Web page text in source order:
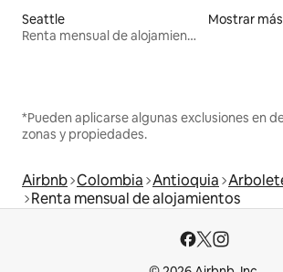
Seattle
Renta mensual de alojamientos
Mostrar más
*Pueden aplicarse algunas exclusiones en
zonas y propiedades.
Airbnb Colombia Antioquia
Renta mensual de alojamientos